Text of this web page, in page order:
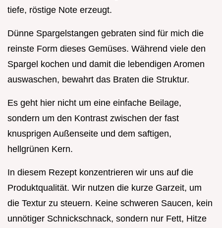
tiefe, röstige Note erzeugt.
Dünne Spargelstangen gebraten sind für mich die
reinste Form dieses Gemüses. Während viele den
Spargel kochen und damit die lebendigen Aromen
auswaschen, bewahrt das Braten die Struktur.
Es geht hier nicht um eine einfache Beilage,
sondern um den Kontrast zwischen der fast
knusprigen Außenseite und dem saftigen,
hellgrünen Kern.
In diesem Rezept konzentrieren wir uns auf die
Produktqualität. Wir nutzen die kurze Garzeit, um
die Textur zu steuern. Keine schweren Saucen, kein
unnötiger Schnickschnack, sondern nur Fett, Hitze